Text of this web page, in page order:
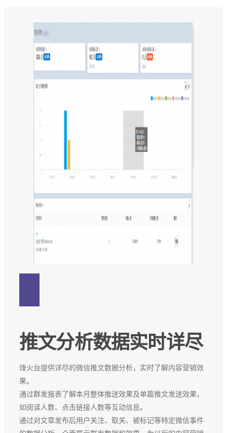
推文分析数据实时详尽
烽火台提供详尽的微信推文数据分析，实时了解内容营销效
果。
通过群发报表了解本月整体推送效果及单篇推文发送效果，
如阅读人数、点击链接人数等互动信息。
通过对文章发布后用户关注、取关、被标记等特定微信事件